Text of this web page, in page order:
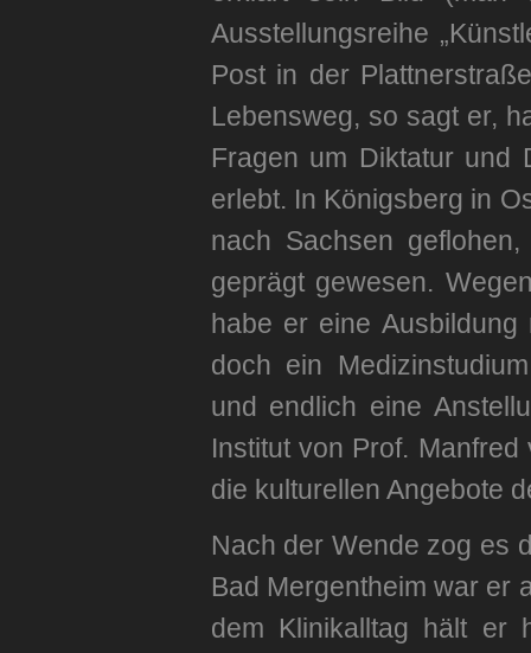
Ausstellungsreihe
Post in der
Lebensweg, so sagt er,
Fragen um Diktatur und
erlebt. In Königsberg in
nach Sachsen
geprägt gewesen.
habe er eine
doch ein
und endlich eine
Institut von Prof.
die kulturellen Angebote
Nach der Wende zog es
Bad Mergentheim war er
dem Klinikalltag hält er